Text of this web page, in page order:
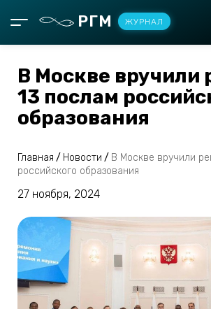
РГМ ЖУРНАЛ
В Москве вручили
13 послам
образования
Главная / Новости / В Москве вручили
российского образования
27 ноября, 2024